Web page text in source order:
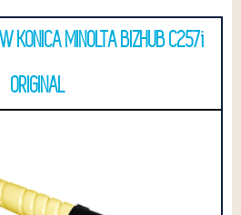
KONICA MINOLTA BIZHUB C257i
ORIGINAL